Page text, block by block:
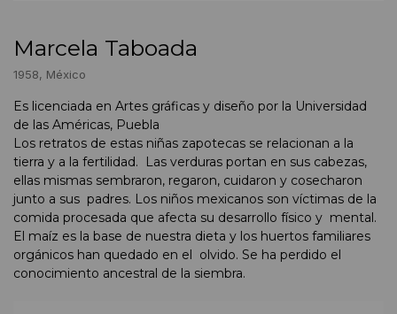
Marcela Taboada
1958, México
Es licenciada en Artes gráficas y diseño por la Universidad
de las Américas, Puebla
Los retratos de estas niñas zapotecas se relacionan a la
tierra y a la fertilidad. Las verduras portan en sus cabezas,
ellas mismas sembraron, regaron, cuidaron y cosecharon
junto a sus padres. Los niños mexicanos son víctimas de la
comida procesada que afecta su desarrollo físico y mental.
El maíz es la base de nuestra dieta y los huertos familiares
orgánicos han quedado en el olvido. Se ha perdido el
conocimiento ancestral de la siembra.